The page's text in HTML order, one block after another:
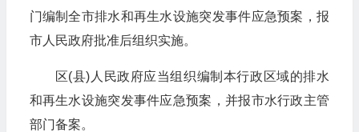
门编制全市排水和再生水设施突发事件应急预案，报
市人民政府批准后组织实施。
区(县)人民政府应当组织编制本行政区域的排水
和再生水设施突发事件应急预案，并报市水行政主管
部门备案。